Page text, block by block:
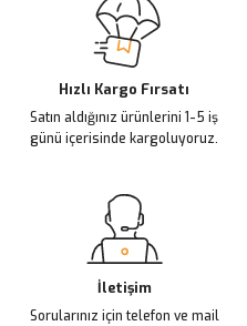
Ürün açıklamasında eksik bilgiler
Ürün bilgilerinde hatalar bulunuyor.
Ürün fiyatı diğer sitelerden daha
Bu ürüne benzer farklı
Hızlı Kargo Fırsatı
Satın aldığınız ürünlerini 1-5 iş
günü içerisinde kargoluyoruz.
İletişim
Sorularınız için telefon ve mail